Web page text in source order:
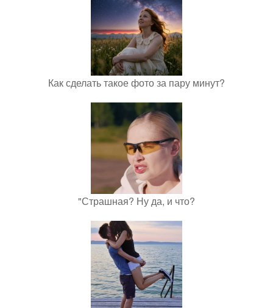
Как сделать такое фото за пару минут?
"Страшная? Ну да, и что?